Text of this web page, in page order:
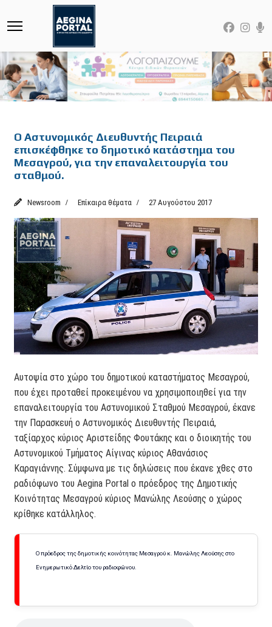
Ο Αστυνομικός Διευθυντής Πειραιά
επισκέφθηκε το δημοτικό κατάστημα του
Μεσαγρού, για την επαναλειτουργία του
σταθμού.
Newsroom Επίκαιρα θέματα 27 Αυγούστου 2017
Αυτοψία στο χώρο του δημοτικού καταστήματος Μεσαγρού,
που έχει προταθεί προκειμένου να χρησιμοποιηθεί για την
επαναλειτουργία του Αστυνομικού Σταθμού Μεσαγρού, έκανε
την Παρασκευή ο Αστυνομικός Διευθυντής Πειραιά,
ταξίαρχος κύριος Αριστείδης Φουτάκης και ο διοικητής του
Αστυνομικού Τμήματος Αίγινας κύριος Αθανάσιος
Καραγιάννης. Σύμφωνα με τις δηλώσεις που έκανε χθες στο
ραδιόφωνο του Aegina Portal ο πρόεδρος της Δημοτικής
Κοινότητας Μεσαγρού κύριος Μανώλης Λεούσης ο χώρος
κρίθηκε κατάλληλος.
Ο πρόεδρος της δημοτικής κοινότητας Μεσαγρού κ. Μανώλης Λεούσης στο
Ενημερωτικό Δελτίο του ραδιοφώνου.